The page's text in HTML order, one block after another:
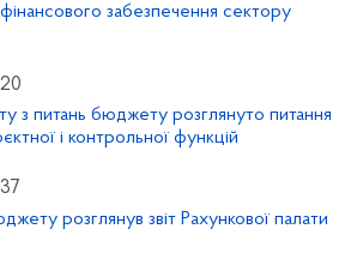
забезпечення сектору
з питань бюджету розглянуто питання
і контрольної функцій
розглянув звіт Рахункової палати